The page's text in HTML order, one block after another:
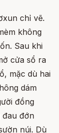
chỉ vẽ.
không
Sau khi
cửa sổ ra
mặc dù hai
dám
đồng
đau đớn
núi. Dù